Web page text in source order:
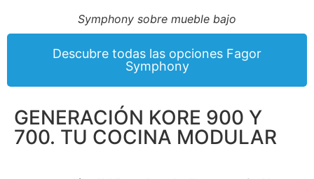
Symphony sobre mueble bajo
Descubre todas las opciones Fagor
Symphony
GENERACIÓN KORE 900 Y
700. TU COCINA MODULAR